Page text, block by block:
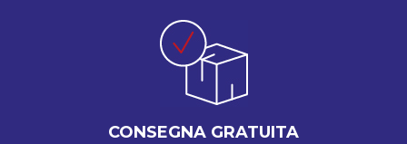
CONSEGNA GRATUITA